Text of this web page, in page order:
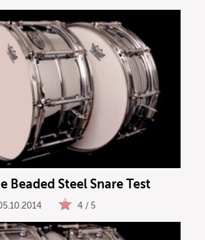
Beaded Steel Snare Test
4 / 5